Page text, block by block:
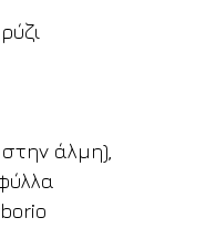
άλμη),